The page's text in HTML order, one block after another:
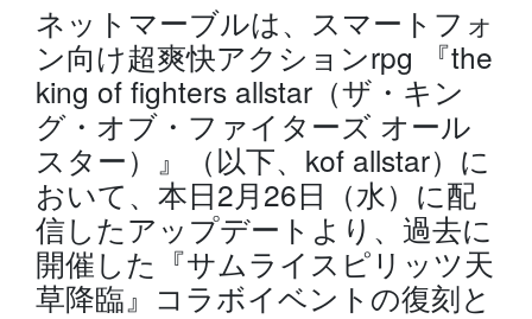
ネットマーブルは、スマートフォ
ン向け超爽快アクションrpg 『the
king of fighters allstar（ザ・キン
グ・オブ・ファイターズ オール
スター）』（以下、kof allstar）に
おいて、本日2月26日（水）に配
信したアップデートより、過去に
開催した『サムライスピリッツ天
草降臨』コラボイベントの復刻と